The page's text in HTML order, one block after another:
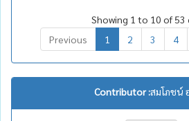
Showing 1 to 10 of 53
Previous
1 2 3 4
Contributor :สมโภชน์